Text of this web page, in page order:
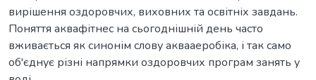
вирішення оздоровчих, виховних та освітніх завдань.
Поняття аквафітнес на сьогоднішній день часто
вживається як синонім слову аквааеробіка, і так само
об'єднує різні напрямки оздоровчих програм занять у